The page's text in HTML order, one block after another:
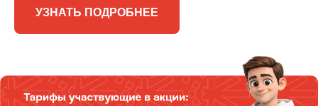
УЗНАТЬ ПОДРОБНЕЕ